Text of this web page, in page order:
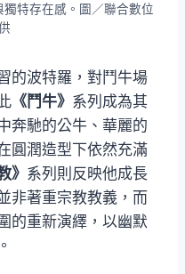
特存在感。圖／聯合數位
的波特羅，對鬥牛場
《鬥牛》 系列成為其
奔馳的公牛、華麗的
圓潤造型下依然充滿
》 系列則反映他成長
非著重宗教教義，而
的重新演繹，以幽默